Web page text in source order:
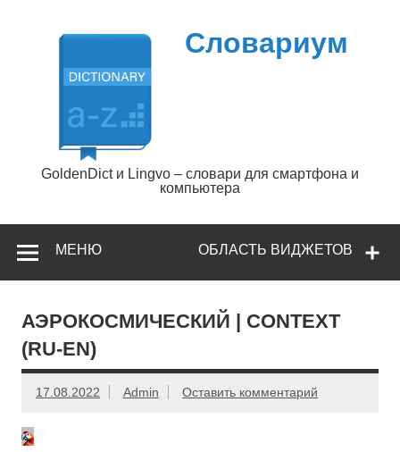
содержимому
Словариум
GoldenDict и Lingvo – словари для смартфона и
компьютера
ОБЛАСТЬ ВИДЖЕТОВ
МЕНЮ
АЭРОКОСМИЧЕСКИЙ | CONTEXT
(RU-EN)
17.08.2022 Admin Оставить комментарий